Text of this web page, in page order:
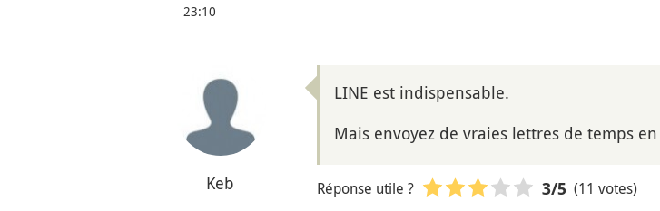
23:10
Keb
LINE est indispensable.
Mais envoyez de vraies lettres de temps
Réponse utile ? 3/5 (11 votes)